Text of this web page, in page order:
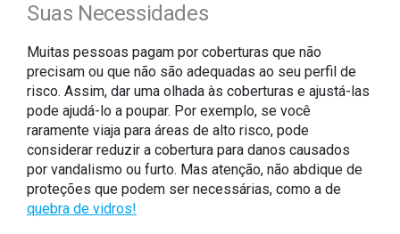
Suas Necessidades
Muitas pessoas pagam por coberturas que não
precisam ou que não são adequadas ao seu perfil de
risco. Assim, dar uma olhada às coberturas e ajustá-las
pode ajudá-lo a poupar. Por exemplo, se você
raramente viaja para áreas de alto risco, pode
considerar reduzir a cobertura para danos causados
por vandalismo ou furto. Mas atenção, não abdique de
proteções que podem ser necessárias, como a de
quebra de vidros!